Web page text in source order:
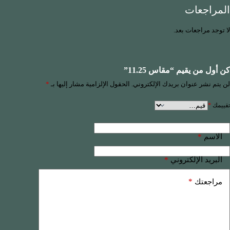
المراجعات
لا توجد مراجعات بعد.
كن أول من يقيم “مقاس 11.25”
لن يتم نشر عنوان بريدك الإلكتروني. الحقول الإلزامية مشار إليها بـ *
تقييمك *
الاسم*
البريد الإلكتروني*
مراجعتك *